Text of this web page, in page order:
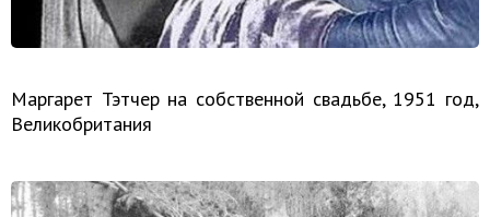
Маргарет Тэтчер на собственной свадьбе, 1951 год,
Великобритания